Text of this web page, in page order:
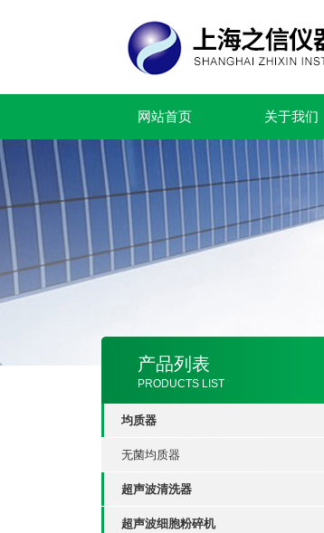
网站首页 关于我们
产品列表
PRODUCTS LIST
均质器
无菌均质器
超声波清洗器
超声波细胞粉碎机